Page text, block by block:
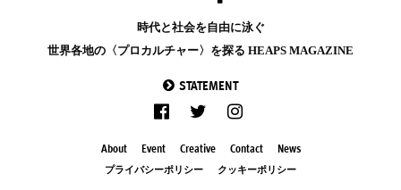
時代と社会を自由に泳ぐ
世界各地の〈プロカルチャー〉を探る HEAPS MAGAZINE
STATEMENT
About Event Creative Contact News
プライバシーポリシー クッキーポリシー